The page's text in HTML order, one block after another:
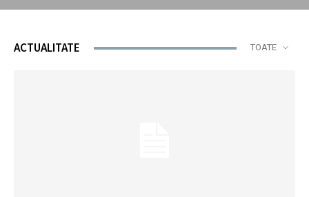
ACTUALITATE TOATE